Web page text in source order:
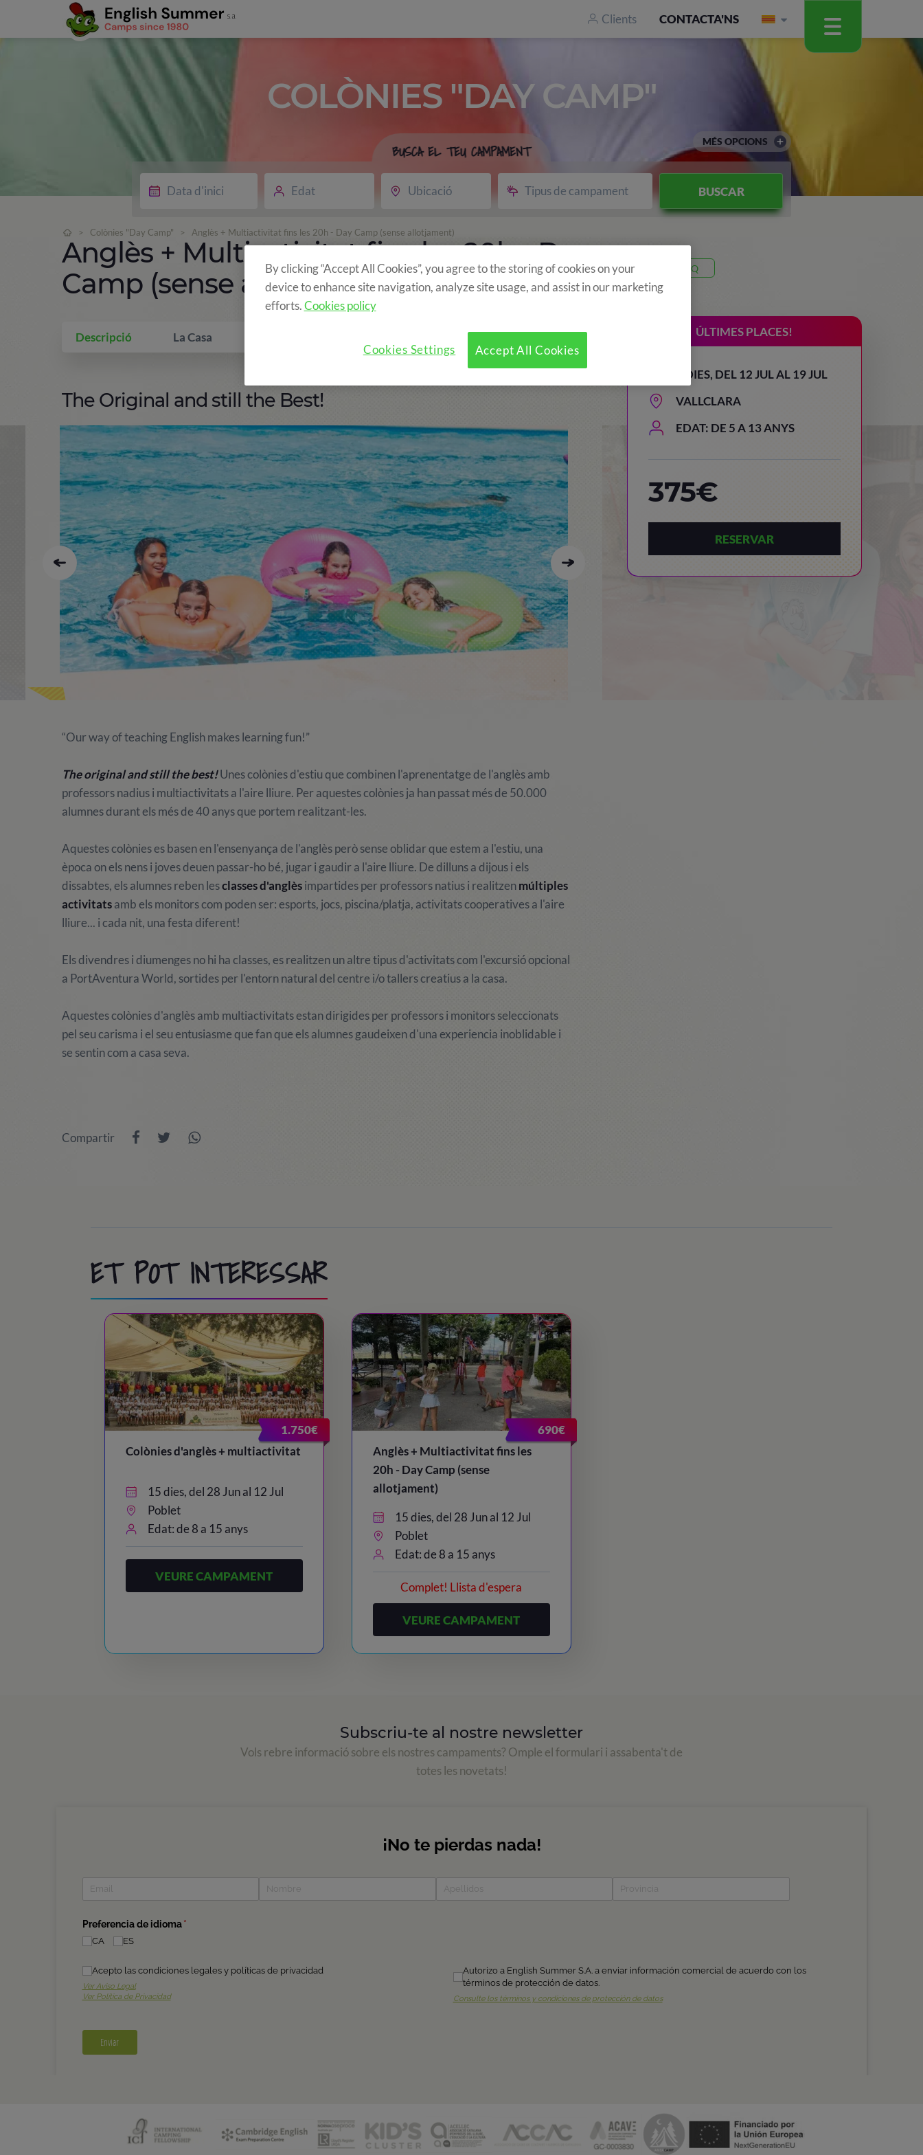
Clients CONTACTA'NS
COLÒNIES "DAY CAMP"
BUSCA EL TEU CAMPAMENT
Edat Ubicació Tipus de campament BUSCAR
MÉS OPCIONS
> Colònies "Day Camp" > Anglès + Multiactivitat fins les 20h - Day Camp (sense allotjament)
Anglès + Multiactivitat fins les 20h - Day
Camp (sense allotjament)
Codi 26V3Q
Descripció La Casa Activitats opcionals ÚLTIMES PLACES!
8 DIES, DEL 12 JUL AL 19 JUL
VALLCLARA
EDAT: DE 5 A 13 ANYS
375€
RESERVAR
The Original and still the Best!
“Our way of teaching English makes learning fun!”
The original and still the best!Unes colònies d'estiu que combinen l'aprenentatge de l'anglès amb
professors nadius i multiactivitats a l'aire lliure. Per aquestes colònies ja han passat més de 50.000
alumnes durant els més de 40 anys que portem realitzant-les.
Aquestes colònies es basen en l'ensenyança de l'anglès però sense oblidar que estem a l'estiu, una
època on els nens i joves deuen passar-ho bé, jugar i gaudir a l'aire lliure. De dilluns a dijous i els
dissabtes, els alumnes reben lesclasses d'anglèsimpartides per professors natius i realitzenmúltiples
activitatsamb els monitors com poden ser: esports, jocs, piscina/platja, activitats cooperatives a l'aire
lliure... i cada nit, una festa diferent!
Els divendres i diumenges no hi ha classes, es realitzen un altre tipus d'activitats com l'excursió opcional
a PortAventura World, sortides per l'entorn natural del centre i/o tallers creatius a la casa.
Aquestes colònies d'anglès amb multiactivitats estan dirigides per professors i monitors seleccionats
pel seu carisma i el seu entusiasme que fan que els alumnes gaudeixen d'una experiencia inoblidable i
se sentin com a casa seva.
Compartir
ET POT INTERESSAR
1.750€
Colònies d'anglès + multiactivitat
15 dies, del 28 Jun al 12 Jul
Poblet
Edat: de 8 a 15 anys
VEURE CAMPAMENT
690€
Anglès + Multiactivitat fins les
20h - Day Camp (sense
allotjament)
15 dies, del 28 Jun al 12 Jul
Poblet
Edat: de 8 a 15 anys
Complet! Llista d'espera
VEURE CAMPAMENT
Subscriu-te al nostre newsletter
Vols rebre informació sobre els nostres campaments? Omple el formulari i assabenta't de
totes les novetats!
By clicking “Accept All Cookies”, you agree to the storing of cookies on your
device to enhance site navigation, analyze site usage, and assist in our marketing
efforts.Cookies policy
Accept All Cookies
Cookies Settings